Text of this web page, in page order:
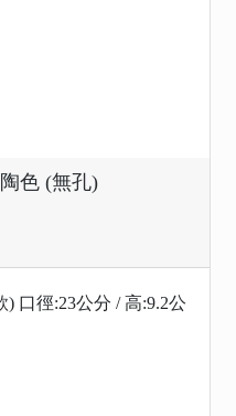
色 (無孔)
口徑:23公分 / 高:9.2公